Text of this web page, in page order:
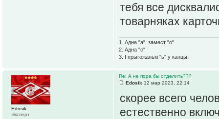
тебя все
товарняках
1. Адна "а", замест "о"
2. Адна "с"
3. І прыгожанькі "ь" у канцы.
Re: А не пора бы отделить???
Edosik 12 мар 2023, 22:14
скорее всего
естественно
Edosik
Эксперт